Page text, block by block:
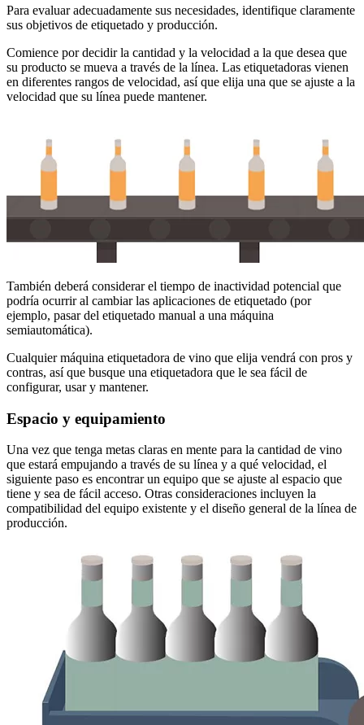
Para evaluar adecuadamente sus necesidades, identifique claramente
sus objetivos de etiquetado y producción.
Comience por decidir la cantidad y la velocidad a la que desea que
su producto se mueva a través de la línea. Las etiquetadoras vienen
en diferentes rangos de velocidad, así que elija una que se ajuste a la
velocidad que su línea puede mantener.
También deberá considerar el tiempo de inactividad potencial que
podría ocurrir al cambiar las aplicaciones de etiquetado (por
ejemplo, pasar del etiquetado manual a una máquina
semiautomática).
Cualquier máquina etiquetadora de vino que elija vendrá con pros y
contras, así que busque una etiquetadora que le sea fácil de
configurar, usar y mantener.
Espacio y equipamiento
Una vez que tenga metas claras en mente para la cantidad de vino
que estará empujando a través de su línea y a qué velocidad, el
siguiente paso es encontrar un equipo que se ajuste al espacio que
tiene y sea de fácil acceso. Otras consideraciones incluyen la
compatibilidad del equipo existente y el diseño general de la línea de
producción.